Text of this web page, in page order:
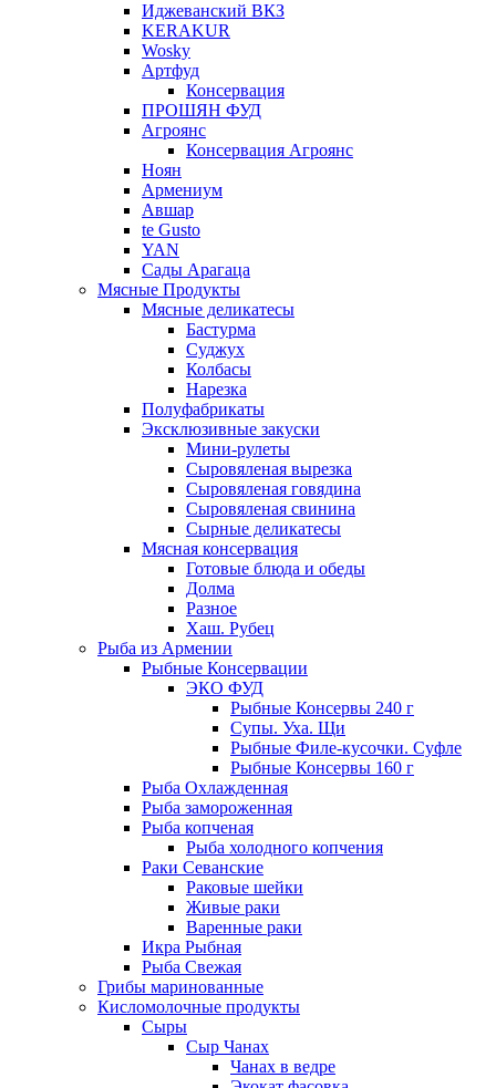
Иджеванский ВКЗ
KERAKUR
Wosky
Артфуд
Консервация
ПРОШЯН ФУД
Агроянс
Консервация Агроянс
Ноян
Армениум
Авшар
te Gusto
YAN
Сады Арагаца
Мясные Продукты
Мясные деликатесы
Бастурма
Суджух
Колбасы
Нарезка
Полуфабрикаты
Эксклюзивные закуски
Мини-рулеты
Сыровяленая вырезка
Сыровяленая говядина
Сыровяленая свинина
Сырные деликатесы
Мясная консервация
Готовые блюда и обеды
Долма
Разное
Хаш. Рубец
Рыба из Армении
Рыбные Консервации
ЭКО ФУД
Рыбные Консервы 240 г
Супы. Уха. Щи
Рыбные Филе-кусочки. Суфле
Рыбные Консервы 160 г
Рыба Охлажденная
Рыба замороженная
Рыба копченая
Рыба холодного копчения
Раки Севанские
Раковые шейки
Живые раки
Варенные раки
Икра Рыбная
Рыба Свежая
Грибы маринованные
Кисломолочные продукты
Сыры
Сыр Чанах
Чанах в ведре